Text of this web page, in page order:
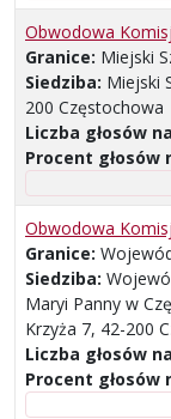
Obwodowa
Granice: Miejski
Siedziba: Miejski
200 Częstochowa
Liczba głosów
Procent głosów
Obwodowa
Granice:
Siedziba:
Maryi Panny w
Krzyża 7, 42-200
Liczba głosów
Procent głosów